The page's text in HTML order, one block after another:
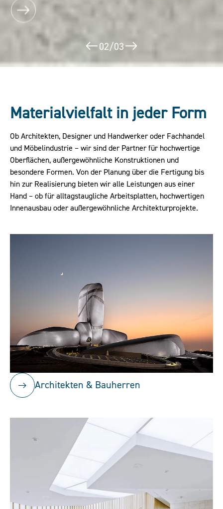
02/03
Materialvielfalt in jeder Form
Ob Architekten, Designer und Handwerker oder Fachhandel
und Möbelindustrie – wir sind der Partner für hochwertige
Oberflächen, außergewöhnliche Konstruktionen und
besondere Formen. Von der Planung über die Fertigung bis
hin zur Realisierung bieten wir alle Leistungen aus einer
Hand – ob für alltagstaugliche Arbeitsplatten, hochwertigen
Innenausbau oder außergewöhnliche Architekturprojekte.
Architekten & Bauherren